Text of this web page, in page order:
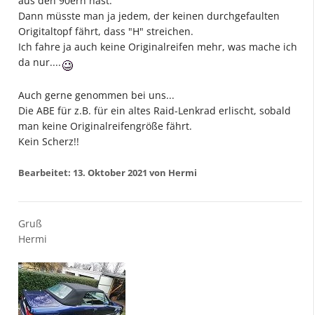
Dann müsste man ja jedem, der keinen durchgefaulten
Origitaltopf fährt, dass "H" streichen.
Ich fahre ja auch keine Originalreifen mehr, was mache ich
da nur....
Auch gerne genommen bei uns...
Die ABE für z.B. für ein altes Raid-Lenkrad erlischt, sobald
man keine Originalreifengröße fährt.
Kein Scherz!!
Bearbeitet: 13. Oktober 2021 von Hermi
Gruß
Hermi